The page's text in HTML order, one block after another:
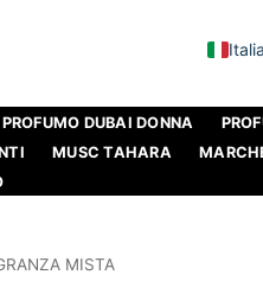
PROFUMO DUBAI DONNA
MUSC TAHARA
MISTA